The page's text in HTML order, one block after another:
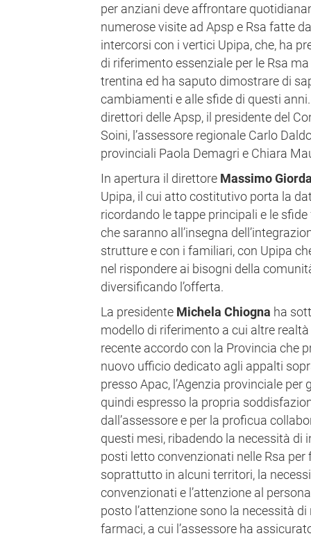
per anziani deve affrontare
numerose visite ad Apsp e Rsa fatte
intercorsi con i vertici Upipa, che, ha
di riferimento essenziale per le Rsa
trentina ed ha saputo dimostrare di
cambiamenti e alle sfide di questi
direttori delle Apsp, il presidente del
Soini, l’assessore regionale Carlo
provinciali Paola Demagri e Chiara
In apertura il direttore Massimo
Upipa, il cui atto costitutivo porta la
ricordando le tappe principali e le
che saranno all’insegna
strutture e con i familiari, con Upipa
nel rispondere ai bisogni della
diversificando l’offerta.
La presidente Michela Chiogna ha
modello di riferimento a cui altre
recente accordo con la Provincia che
nuovo ufficio dedicato agli appalti
presso Apac, l’Agenzia provinciale
quindi espresso la propria
dall’assessore e per la proficua
questi mesi, ribadendo la necessità di
posti letto convenzionati nelle Rsa per
soprattutto in alcuni territori, la
convenzionati e l’attenzione al
posto l’attenzione sono la necessità
farmaci, a cui l’assessore ha